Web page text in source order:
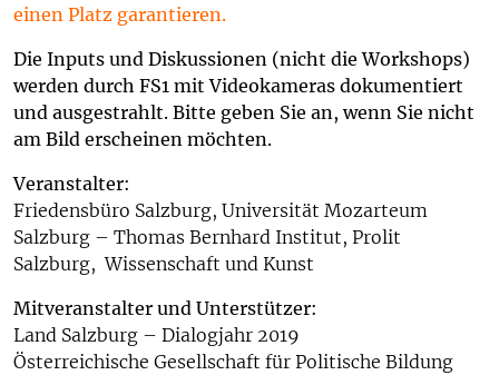
einen Platz garantieren.
Die Inputs und Diskussionen (nicht die Workshops)
werden durch FS1 mit Videokameras dokumentiert
und ausgestrahlt. Bitte geben Sie an, wenn Sie nicht
am Bild erscheinen möchten.
Veranstalter:
Friedensbüro Salzburg, Universität Mozarteum
Salzburg – Thomas Bernhard Institut, Prolit
Salzburg, Wissenschaft und Kunst
Mitveranstalter und Unterstützer:
Land Salzburg – Dialogjahr 2019
Österreichische Gesellschaft für Politische Bildung